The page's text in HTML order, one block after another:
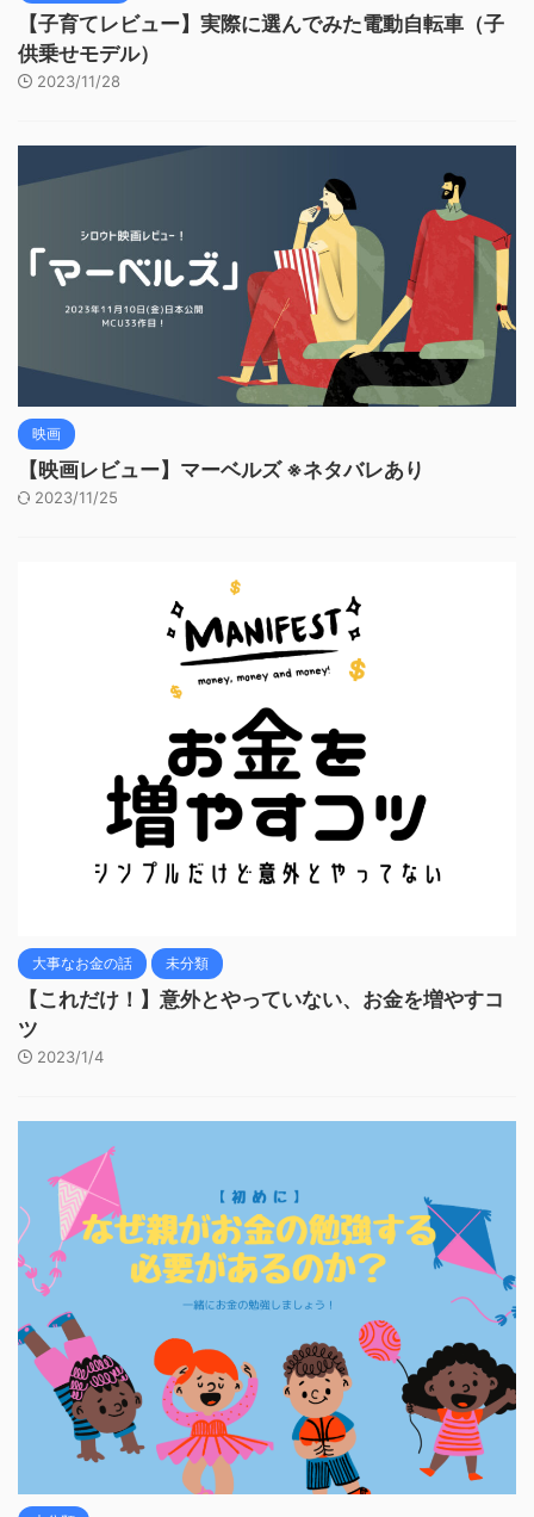
【子育てレビュー】実際に選んでみた電動自転車（子
供乗せモデル）
2023/11/28
映画
【映画レビュー】マーベルズ ※ネタバレあり
2023/11/25
大事なお金の話 未分類
【これだけ！】意外とやっていない、お金を増やすコ
ツ
2023/1/4